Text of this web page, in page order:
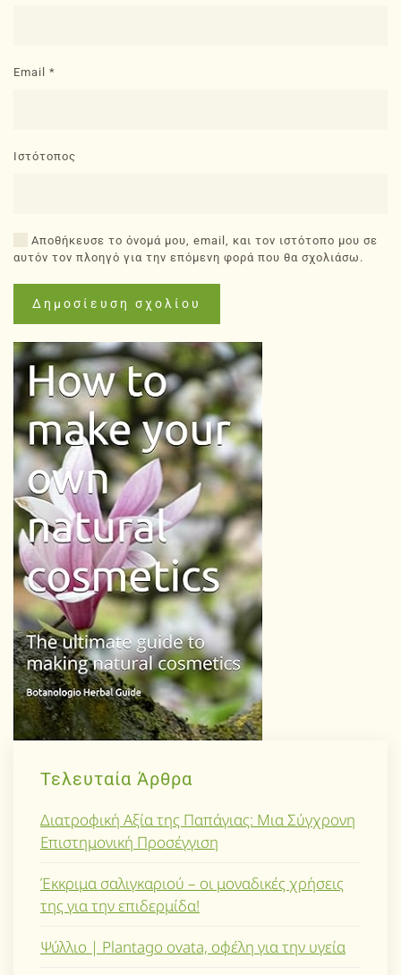
Email *
Ιστότοπος
Αποθήκευσε το όνομά μου, email, και τον ιστότοπο μου σε
αυτόν τον πλοηγό για την επόμενη φορά που θα σχολιάσω.
Δημοσίευση σχολίου
Τελευταία Άρθρα
Διατροφική Αξία της Παπάγιας: Μια Σύγχρονη
Επιστημονική Προσέγγιση
Έκκριμα σαλιγκαριού – οι μοναδικές χρήσεις
της για την επιδερμίδα!
Ψύλλιο | Plantago ovata, οφέλη για την υγεία